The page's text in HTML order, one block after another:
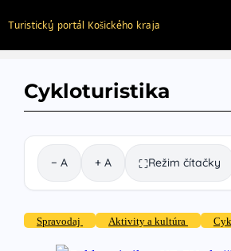
Turistický portál Košického kraja
Cykloturistika
− A + A ⛶Režim čítačky
Spravodaj Aktivity a kultúra